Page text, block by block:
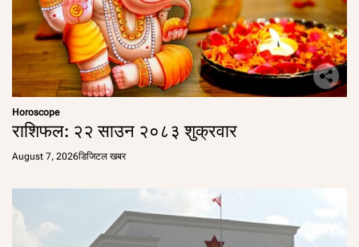
Horoscope
राशिफल: २२ साउन २०८३ शुक्रवार
August 7, 2026डिजिटल खबर